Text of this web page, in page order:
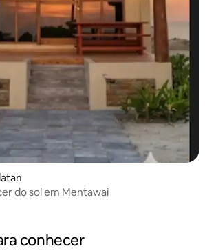
do sol em Mentawai
conhecer